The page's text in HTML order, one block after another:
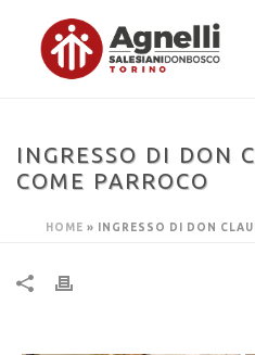
INGRESSO DI DON
COME PARROCO
HOME » INGRESSO DI DON